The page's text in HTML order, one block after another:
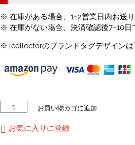
¥4,800
※ 在庫がある場合、1~2営業日内お送り
※ 在庫がない場合、決済確認後7~10日
※Tcollectorのブランドタグデザイン
ー
ス
お買い物カゴに追加
お気に入りに登録